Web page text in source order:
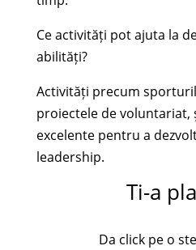
Ce activități pot ajuta la
abilități?
Activități precum
proiectele de voluntariat,
excelente pentru a
leadership.
Ti-a
Da click pe o